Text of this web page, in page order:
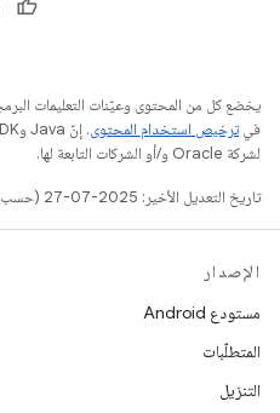
يخضع كل من المحتوى وعيّنات التعليمات
فيترخيص استخدام المحتوى
لشركة Oracle و/أو الشركات التابعة لها.
تاريخ التعديل الأخير: 2025-07-27 (حسب التوقيت العالمي المتفَّق عليه)
الإصدار
مستودع Android
المتطلّبات
التنزيل